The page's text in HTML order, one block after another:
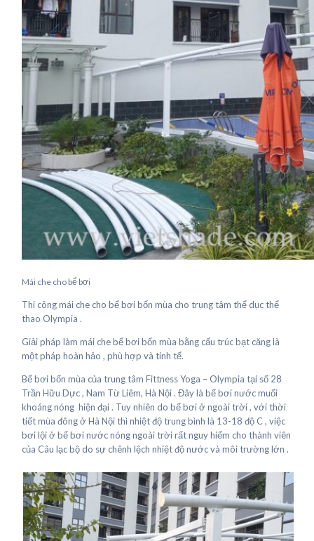
Mái che cho bể bơi
Thi công mái che cho bể bơi bốn mùa cho trung tâm thể dục thể
thao Olympia .
Giải pháp làm mái che bể bơi bốn mùa bằng cấu trúc bạt căng là
một pháp hoàn hảo , phù hợp và tinh tế.
Bể bơi bốn mùa của trung tâm Fittness Yoga – Olympia tại số 28
Trần Hữu Dực , Nam Từ Liêm, Hà Nội . Đây là bể bơi nước muối
khoáng nóng hiện đại . Tuy nhiên do bể bơi ở ngoài trời , với thời
tiết mùa đông ở Hà Nội thì nhiệt độ trung bình là 13-18 độ C , việc
bơi lội ở bể bơi nước nóng ngoài trời rất nguy hiểm cho thành viên
của Câu lạc bộ do sự chênh lệch nhiệt độ nước và môi trường lớn .